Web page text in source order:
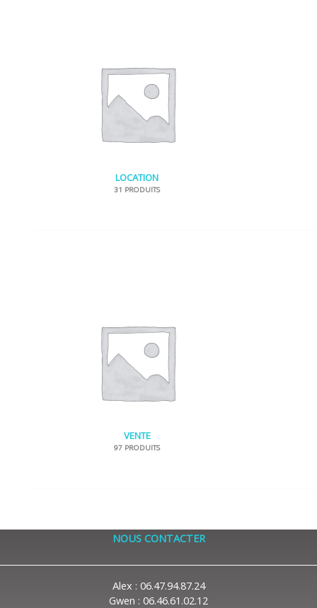
LOCATION
31 PRODUITS
VENTE
97 PRODUITS
NOUS CONTACTER
Alex : 06.47.94.87.24
Gwen : 06.46.61.02.12